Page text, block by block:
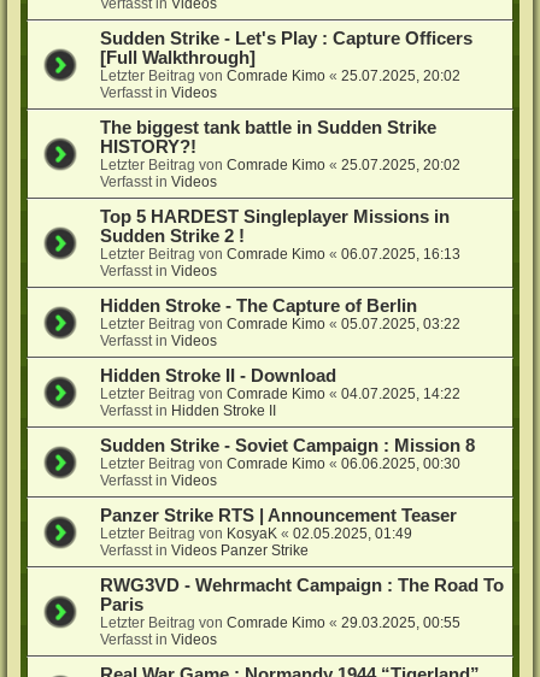
Sudden Strike - Let's Play : Capture Officers
[Full Walkthrough]
Letzter Beitrag vonComrade Kimo «25.07.2025, 20:02
Verfasst inVideos
The biggest tank battle in Sudden Strike
HISTORY?!
Letzter Beitrag vonComrade Kimo «25.07.2025, 20:02
Verfasst inVideos
Top 5 HARDEST Singleplayer Missions in
Sudden Strike 2 !
Letzter Beitrag vonComrade Kimo «06.07.2025, 16:13
Verfasst inVideos
Hidden Stroke - The Capture of Berlin
Letzter Beitrag vonComrade Kimo «05.07.2025, 03:22
Verfasst inVideos
Hidden Stroke II - Download
Letzter Beitrag vonComrade Kimo «04.07.2025, 14:22
Verfasst in Hidden Stroke II
Sudden Strike - Soviet Campaign : Mission 8
Letzter Beitrag vonComrade Kimo «06.06.2025, 00:30
Verfasst inVideos
Panzer Strike RTS | Announcement Teaser
Letzter Beitrag von KosyaK «02.05.2025, 01:49
Verfasst inVideos Panzer Strike
RWG3VD - Wehrmacht Campaign : The Road To
Paris
Letzter Beitrag vonComrade Kimo «29.03.2025, 00:55
Verfasst inVideos